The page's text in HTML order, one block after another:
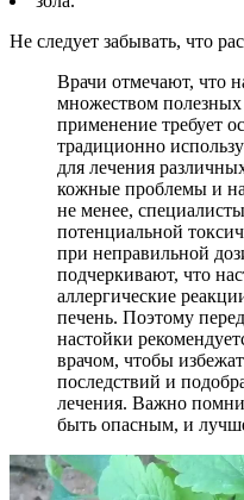
Не следует забывать, что
Врачи отмечают, что
множеством полезных
применение требует
традиционно
для лечения
кожные проблемы и
не менее,
потенциальной
при неправильной
подчеркивают, что
аллергические
печень. Поэтому
настойки
врачом, чтобы
последствий и
лечения. Важно
быть опасным, и